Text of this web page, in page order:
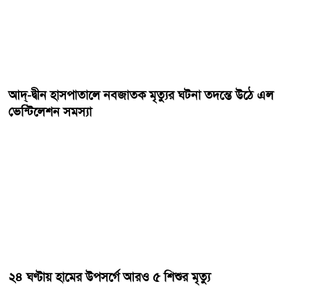
আদ্-দ্বীন হাসপাতালে নবজাতক মৃত্যুর ঘটনা তদন্তে উঠে এল
ভেন্টিলেশন সমস্যা
২৪ ঘণ্টায় হামের উপসর্গে আরও ৫ শিশুর মৃত্যু